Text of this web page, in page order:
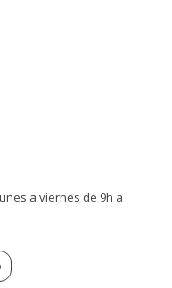
a viernes de 9h a